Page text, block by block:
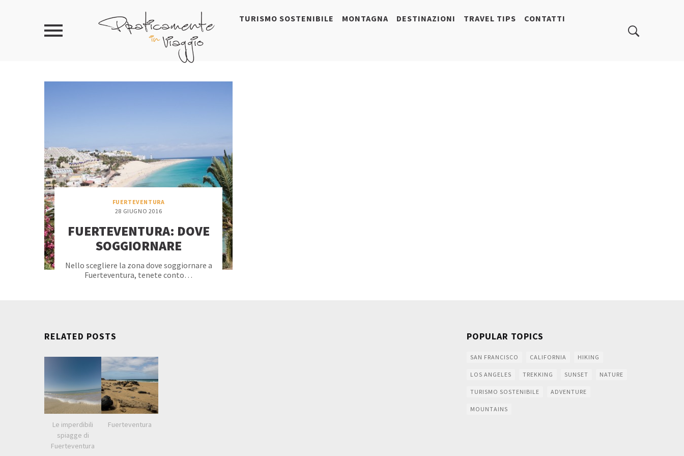
TURISMO SOSTENIBILE MONTAGNA DESTINAZIONI TRAVEL TIPS CONTATTI
FUERTEVENTURA
28 GIUGNO 2016
FUERTEVENTURA: DOVE
SOGGIORNARE
Nello scegliere la zona dove soggiornare a
Fuerteventura, tenete conto…
RELATED POSTS
Le imperdibili
spiagge di
Fuerteventura
Fuerteventura
POPULAR TOPICS
SAN FRANCISCO CALIFORNIA HIKING
LOS ANGELES TREKKING SUNSET NATURE
TURISMO SOSTENIBILE ADVENTURE
MOUNTAINS